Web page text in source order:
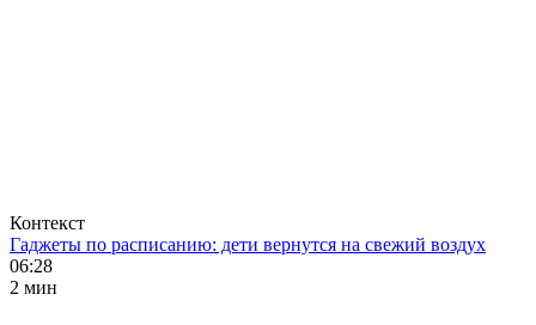
Контекст
Гаджеты по расписанию: дети вернутся на свежий воздух
06:28
2 мин